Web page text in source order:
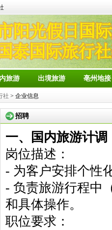
旅游 出境旅游 亳州地接
社 > 企业信息
招聘
一、国内旅游计调
岗位描述：
- 为客户安排个性
- 负责旅游行程中
和具体操作。
职位要求：